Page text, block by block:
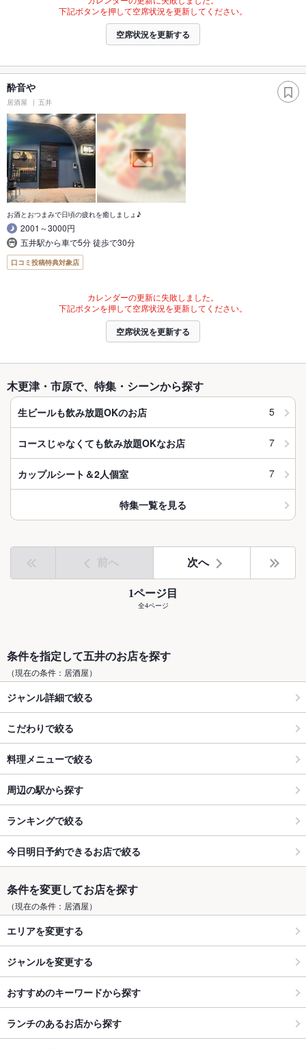
下記ボタンを押して空席状況を更新してください。
空席状況を更新する
酔音や
居酒屋 五井
お酒とおつまみで日頃の疲れを癒しましょ♪
2001～3000円
五井駅から車で5分 徒歩で30分
口コミ投稿特典対象店
カレンダーの更新に失敗しました。
下記ボタンを押して空席状況を更新してください。
空席状況を更新する
木更津・市原で、特集・シーンから探す
生ビールも飲み放題OKのお店 5
コースじゃなくても飲み放題OKなお店 7
カップルシート＆2人個室 7
特集一覧を見る
前へ 次へ
1ページ目
全4ページ
条件を指定して五井のお店を探す
（現在の条件：居酒屋）
ジャンル詳細で絞る
こだわりで絞る
料理メニューで絞る
周辺の駅から探す
ランキングで絞る
今日明日予約できるお店で絞る
条件を変更してお店を探す
（現在の条件：居酒屋）
エリアを変更する
ジャンルを変更する
おすすめのキーワードから探す
ランチのあるお店から探す